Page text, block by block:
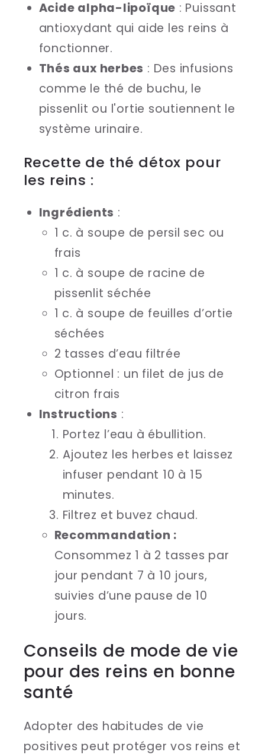
Acide alpha-lipoïque : Puissant
antioxydant qui aide les reins à
fonctionner.
Thés aux herbes : Des infusions
comme le thé de buchu, le
pissenlit ou l'ortie soutiennent le
système urinaire.
Recette de thé détox pour
les reins :
Ingrédients :
1 c. à soupe de persil sec ou
frais
1 c. à soupe de racine de
pissenlit séchée
1 c. à soupe de feuilles d’ortie
séchées
2 tasses d’eau filtrée
Optionnel : un filet de jus de
citron frais
Instructions :
Portez l’eau à ébullition.
Ajoutez les herbes et laissez
infuser pendant 10 à 15
minutes.
Filtrez et buvez chaud.
Recommandation :
Consommez 1 à 2 tasses par
jour pendant 7 à 10 jours,
suivies d’une pause de 10
jours.
Conseils de mode de vie
pour des reins en bonne
santé
Adopter des habitudes de vie
positives peut protéger vos reins et